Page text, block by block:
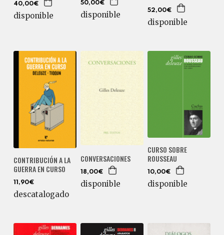
40,00€
disponible
50,00€
disponible 52,00€
disponible
CONTRIBUCIÓN A LA
GUERRA EN CURSO
11,90€
descatalogado
CONVERSACIONES
18,00€
disponible
CURSO SOBRE
ROUSSEAU
10,00€
disponible